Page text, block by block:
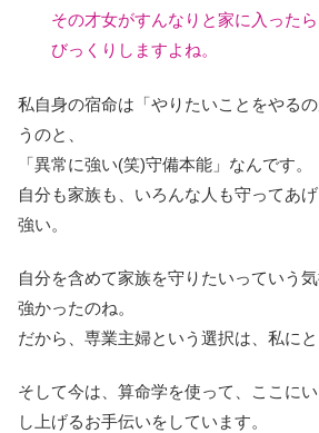
その才女がすんなりと家に入った
びっくりしますよね。
私自身の宿命は「やりたいことをやる
うのと、
「異常に強い(笑)守備本能」なんです。
自分も家族も、いろんな人も守ってあ
強い。
自分を含めて家族を守りたいっていう
強かったのね。
だから、専業主婦という選択は、私にと
そして今は、算命学を使って、ここに
し上げるお手伝いをしています。